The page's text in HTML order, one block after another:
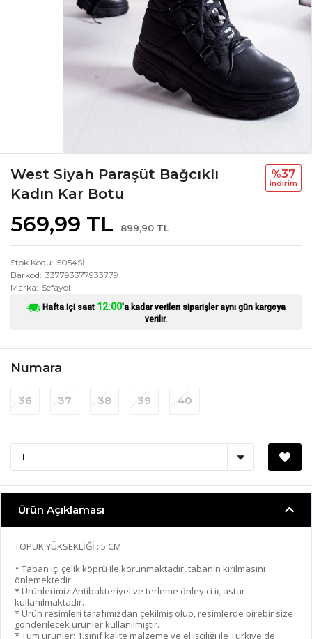
West Siyah Paraşüt Bağcıklı
Kadın Kar Botu
569,99 TL 899,90 TL
%37
i̇ndi̇ri̇m
Stok Kodu 5054Sİ
Barkod 337793377933779
Marka
Sefayol
Hafta içi saat 12:00'a kadar verilen siparişler aynı gün kargoya
verilir.
Numara
36 37 38 39 40
Ürün Açıklaması
TOPUK YÜKSEKLİĞİ : 5 CM
* Taban içi çelik köprü ile korunmaktadır, tabanın kırılmasını
önlemektedir.
* Ürünlerimiz Antibakteriyel ve terleme önleyici iç astar
kullanılmaktadır.
* Ürün resimleri tarafımızdan çekilmiş olup, resimlerde birebir size
gönderilecek ürünler kullanılmıştır.
* Tüm ürünler; 1.sınıf kalite malzeme ve el işçiliği ile Türkiye'de